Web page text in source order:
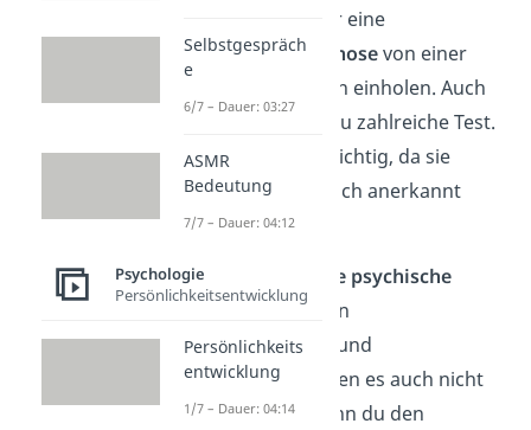
solltest du dir immer eine
professionelle Diagnosevon einer
fachkundigen Person einholen. Auch
im Internet findest du zahlreiche Test.
Sei hierbei aber vorsichtig, da sie
selten wissenschaftlich anerkannt
sind.
Da Eskapismus
keine psychische
ist, können
Psychotherapeuten und
Psychotherapeutinnen es auch nicht
diagnostizieren. Wenn du den
Selbstgespräch
e
6/7 – Dauer: 03:27
ASMR
Bedeutung
7/7 – Dauer: 04:12
Psychologie
Persönlichkeitsentwicklung
Persönlichkeits
entwicklung
1/7 – Dauer: 04:14